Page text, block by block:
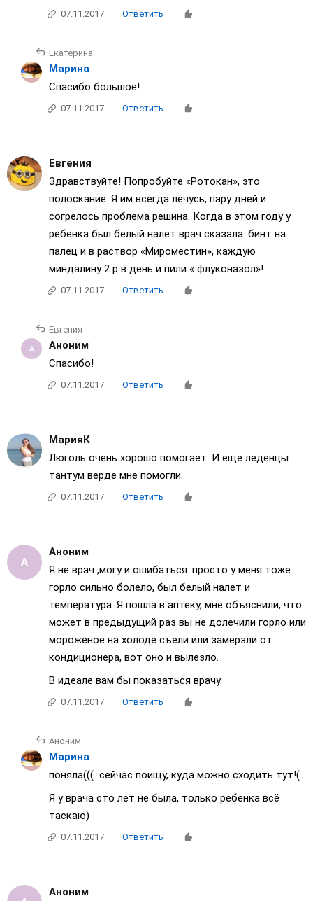
07.11.2017 Ответить
Екатерина
Марина
Спасибо большое!
07.11.2017 Ответить
Евгения
Здравствуйте! Попробуйте «Ротокан», это
полоскание. Я им всегда лечусь, пару дней и
согрелось проблема решина. Когда в этом году у
ребёнка был белый налёт врач сказала: бинт на
палец и в раствор «Мироместин», каждую
миндалину 2 р в день и пили « флуконазол»!
07.11.2017 Ответить
Евгения
Аноним
Спасибо!
07.11.2017 Ответить
МарияК
Люголь очень хорошо помогает. И еще леденцы
тантум верде мне помогли.
07.11.2017 Ответить
Аноним
Я не врач ,могу и ошибаться. просто у меня тоже
горло сильно болело, был белый налет и
температура. Я пошла в аптеку, мне объяснили, что
может в предыдущий раз вы не долечили горло или
мороженое на холоде съели или замерзли от
кондиционера, вот оно и вылезло.
В идеале вам бы показаться врачу.
07.11.2017 Ответить
Аноним
Марина
поняла((( сейчас поищу, куда можно сходить тут!(
Я у врача сто лет не была, только ребенка всё
таскаю)
07.11.2017 Ответить
Аноним